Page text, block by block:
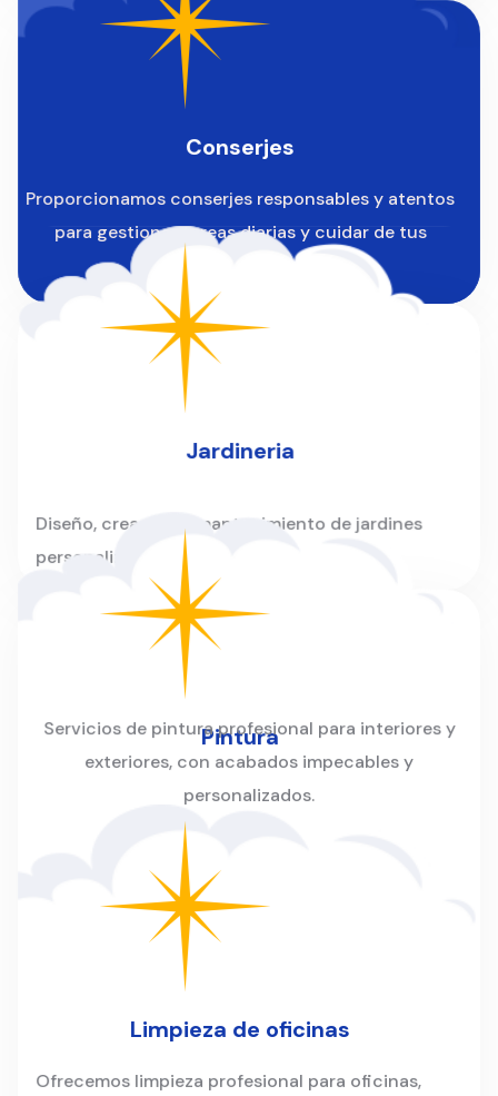
Conserjes
Proporcionamos conserjes responsables y atentos
para gestionar tareas diarias y cuidar de tus
instalaciones.
Jardineria
Diseño, creación y mantenimiento de jardines
personalizados para hogares y empresas.
Pintura
Servicios de pintura profesional para interiores y
exteriores, con acabados impecables y
personalizados.
Limpieza de oficinas
Ofrecemos limpieza profesional para oficinas,